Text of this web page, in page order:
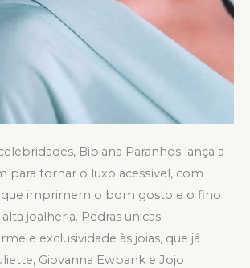
Bibiana Paranhos lança a
para tornar o luxo acessível, com
que imprimem o bom gosto e o fino
joalheria. Pedras únicas
e exclusividade às joias, que já
Giovanna Ewbank e Jojo